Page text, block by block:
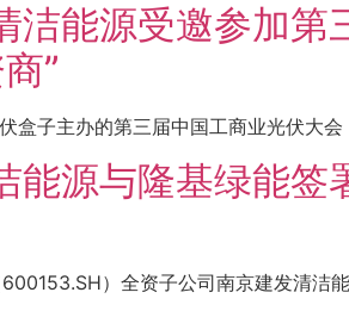
洁能源受邀参加第
”
盒子主办的第三届中国工商业光伏大
能源与隆基绿能签
）全资子公司南京建发清洁